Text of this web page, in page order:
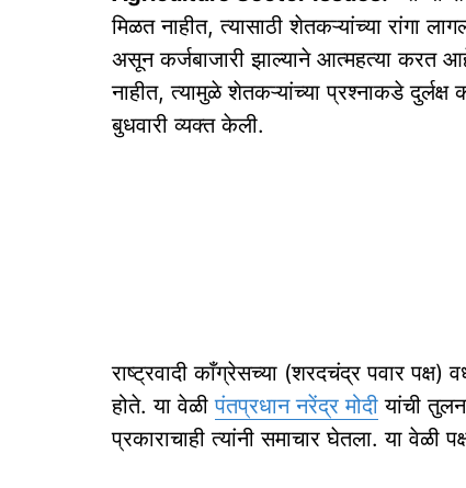
मिळत नाहीत, त्यासाठी शेतकऱ्यांच्या रांगा
असून कर्जबाजारी झाल्याने आत्महत्या करत
नाहीत, त्यामुळे शेतकऱ्यांच्या प्रश्नाकडे
बुधवारी व्यक्त केली.
राष्ट्रवादी काँग्रेसच्या (शरदचंद्र पवार पक्ष)
होते. या वेळीपंतप्रधान नरेंद्र मोदी यांची
प्रकाराचाही त्यांनी समाचार घेतला. या